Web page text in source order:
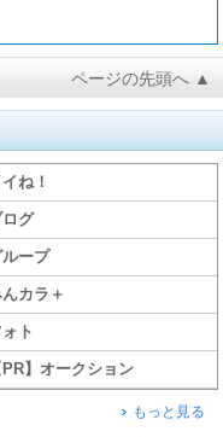
ページの先頭へ ▲
ね！
ログ
ループ
カラ＋
ト
PR】オークション
もっと見る